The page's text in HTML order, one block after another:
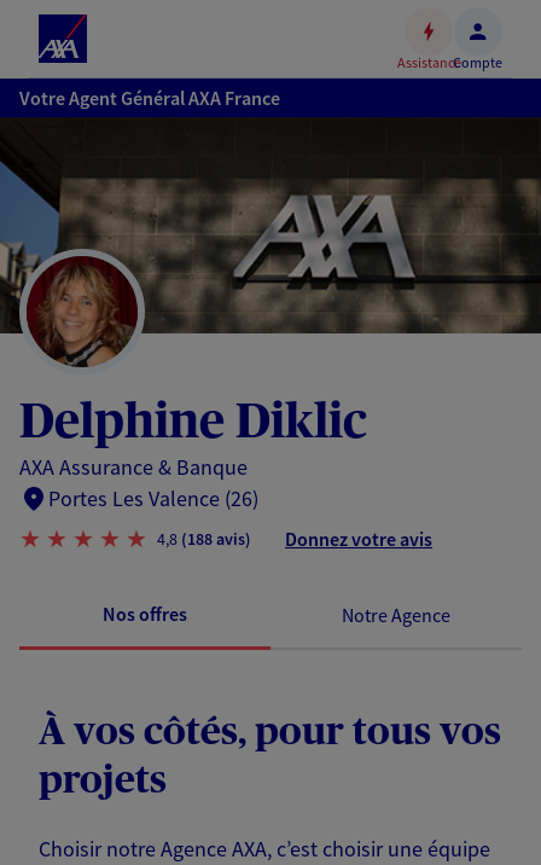
Accéder
au
Accéder
au
pied
de
page
AssistanceCompte
Votre Agent Général AXA France
Delphine Diklic
AXA Assurance & Banque
Portes Les Valence (26)
4,8 (188 avis) Donnez votre avis
Nos offres Notre Agence
À vos côtés, pour tous vos
projets
Choisir notre Agence AXA, c’est choisir une équipe